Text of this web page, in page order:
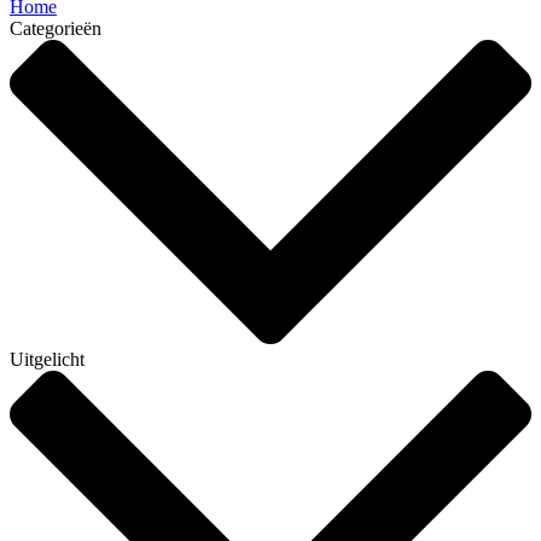
Home
Categorieën
Uitgelicht